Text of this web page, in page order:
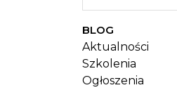
BLOG
Aktualności
Szkolenia
Ogłoszenia